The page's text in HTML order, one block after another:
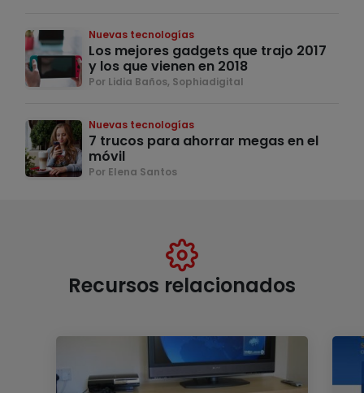
Nuevas tecnologías
Los mejores gadgets que trajo 2017
y los que vienen en 2018
Por Lidia Baños, Sophiadigital
Nuevas tecnologías
7 trucos para ahorrar megas en el
móvil
Por Elena Santos
Recursos relacionados